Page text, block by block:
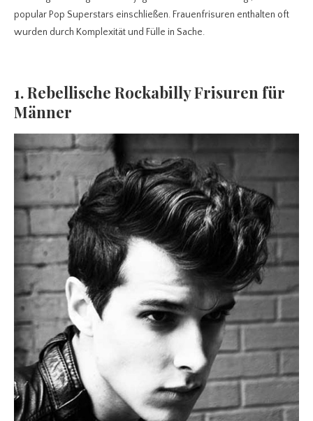
popular Pop Superstars einschließen. Frauenfrisuren enthalten oft
wurden durch Komplexität und Fülle in Sache.
1. Rebellische Rockabilly Frisuren für
Männer